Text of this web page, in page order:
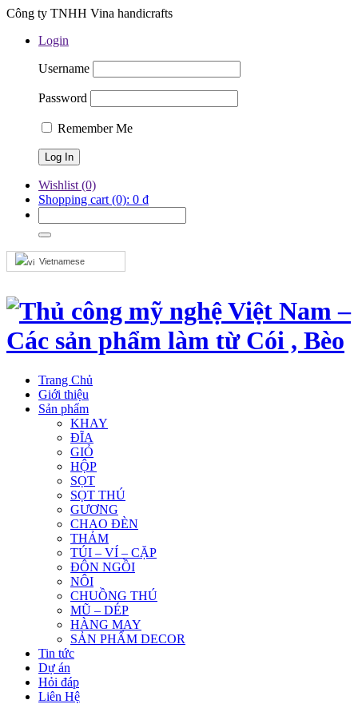
Công ty TNHH Vina handicrafts
Login
Username
Password
Remember Me
Wishlist (0)
Shopping cart (0): 0 ₫
Vietnamese
Trang Chủ
Giới thiệu
Sản phẩm
KHAY
ĐĨA
GIỎ
HỘP
SỌT
SỌT THÚ
GƯƠNG
CHAO ĐÈN
THẢM
TÚI – VÍ – CẶP
ĐÔN NGỒI
NÔI
CHUỒNG THÚ
MŨ – DÉP
HÀNG MAY
SẢN PHẨM DECOR
Tin tức
Dự án
Hỏi đáp
Liên Hệ